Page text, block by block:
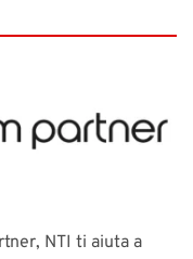
NTI ti aiuta a